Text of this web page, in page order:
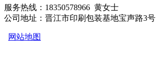
服务热线：18350578966 黄女士
公司地址：晋江市印刷包装基地宝声路3号
网站地图